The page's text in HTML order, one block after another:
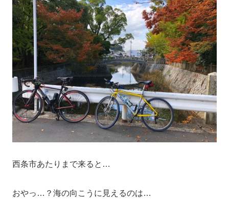
西条市あたりまで来ると…
おやっ…？海の向こうに見えるのは…